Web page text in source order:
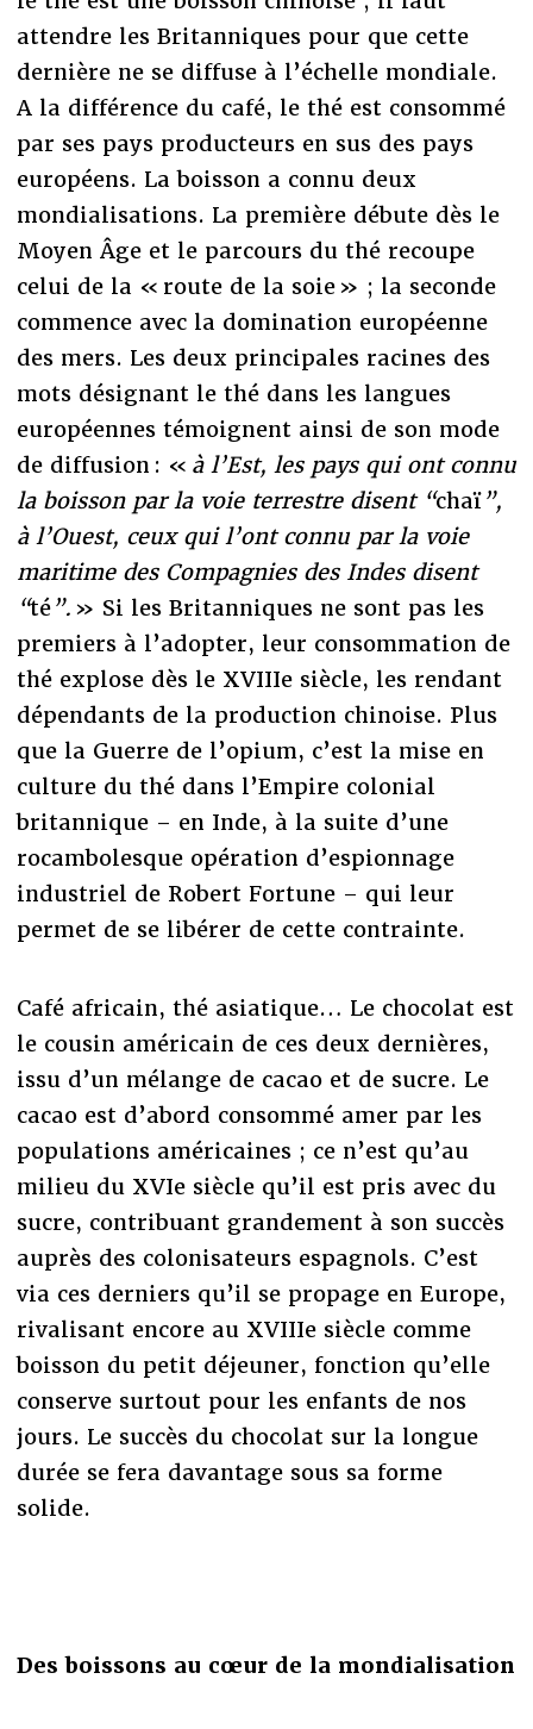
attendre les Britanniques pour que cette
dernière ne se diffuse à l’échelle mondiale.
A la différence du café, le thé est consommé
par ses pays producteurs en sus des pays
européens. La boisson a connu deux
mondialisations. La première débute dès le
Moyen Âge et le parcours du thé recoupe
celui de la « route de la soie » ; la seconde
commence avec la domination européenne
des mers. Les deux principales racines des
mots désignant le thé dans les langues
européennes témoignent ainsi de son mode
de diffusion : « à l’Est, les pays qui ont connu
la boisson par la voie terrestre disent “chaï”,
à l’Ouest, ceux qui l’ont connu par la voie
maritime des Compagnies des Indes disent
“té”. » Si les Britanniques ne sont pas les
premiers à l’adopter, leur consommation de
thé explose dès le XVIIIe siècle, les rendant
dépendants de la production chinoise. Plus
que la Guerre de l’opium, c’est la mise en
culture du thé dans l’Empire colonial
britannique – en Inde, à la suite d’une
rocambolesque opération d’espionnage
industriel de Robert Fortune – qui leur
permet de se libérer de cette contrainte.
Café africain, thé asiatique… Le chocolat est
le cousin américain de ces deux dernières,
issu d’un mélange de cacao et de sucre. Le
cacao est d’abord consommé amer par les
populations américaines ; ce n’est qu’au
milieu du XVIe siècle qu’il est pris avec du
sucre, contribuant grandement à son succès
auprès des colonisateurs espagnols. C’est
via ces derniers qu’il se propage en Europe,
rivalisant encore au XVIIIe siècle comme
boisson du petit déjeuner, fonction qu’elle
conserve surtout pour les enfants de nos
jours. Le succès du chocolat sur la longue
durée se fera davantage sous sa forme
solide.
Des boissons au cœur de la mondialisation